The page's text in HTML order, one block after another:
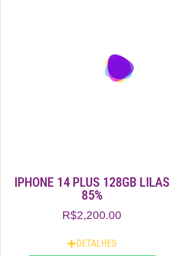
IPHONE 14 PLUS 128GB LILAS
85%
R$2,200.00
DETALHES